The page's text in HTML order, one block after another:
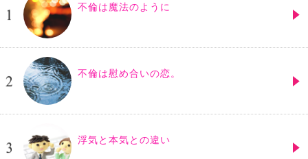
不倫は魔法のように
不倫は慰め合いの恋。
浮気と本気との違い